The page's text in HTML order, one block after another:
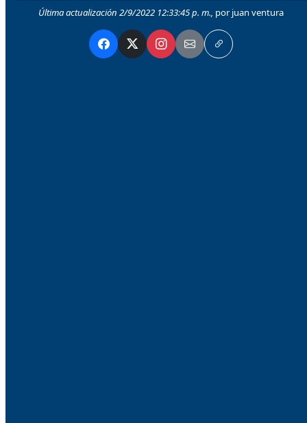
Última actualización 2/9/2022 12:33:45 p. m., por juan ventura